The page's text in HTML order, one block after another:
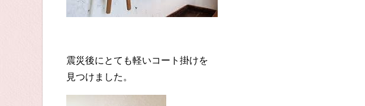
震災後にとても軽いコート掛けを
見つけました。